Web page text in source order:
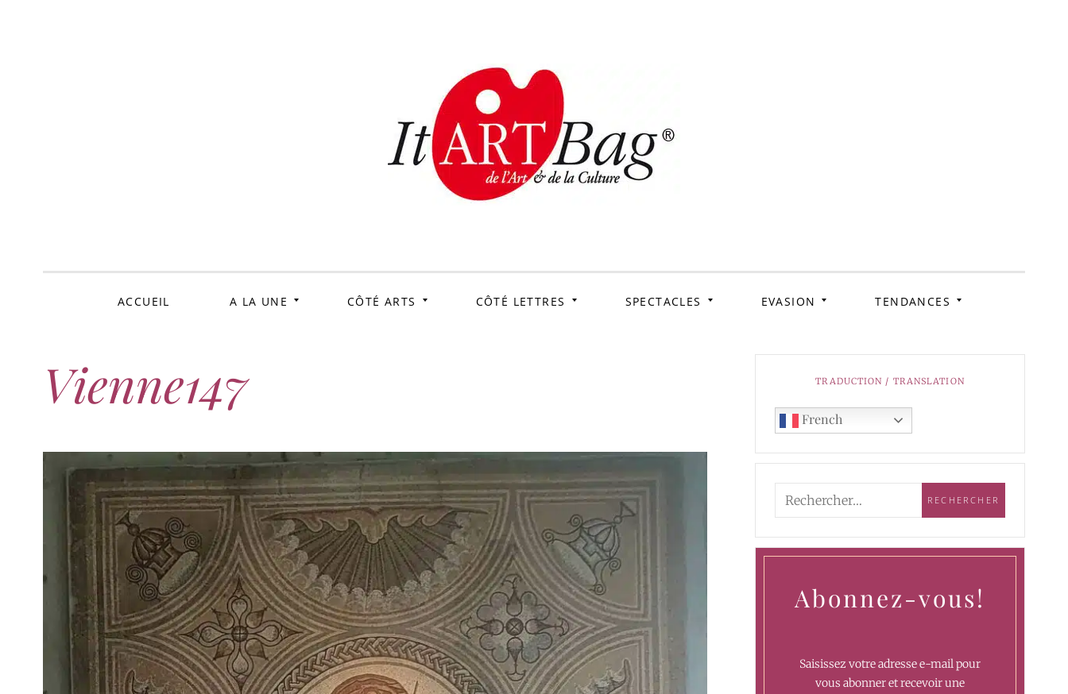
ItArtBag
ACCUEIL A LA UNE CÔTÉ ARTS CÔTÉ LETTRES SPECTACLES EVASION TENDANCES
Vienne147 TRADUCTION / TRANSLATION
French
Abonnez-vous!
Saisissez votre adresse e-mail pour
vous abonner et recevoir une